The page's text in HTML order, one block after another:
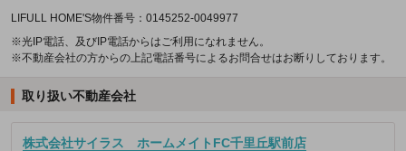
LIFULL HOME'S物件番号：0145252-0049977
※光IP電話、及びIP電話からはご利用になれません。
※不動産会社の方からの上記電話番号によるお問合せはお断りしております。
取り扱い不動産会社
株式会社サイラス ホームメイトFC千里丘駅前店